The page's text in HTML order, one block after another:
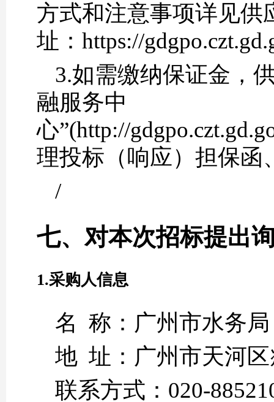
方式和注意事项详见供
址：https://
3.如需缴纳保证金，
融服务中
心”(http://
理投标（响应）担保函
/
七、对本次招标提出
1.采购人信息
名 称：广州市水务局
地 址：广州市天河
联系方式：020-